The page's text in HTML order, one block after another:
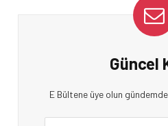
Güncel
E Bültene üye olun